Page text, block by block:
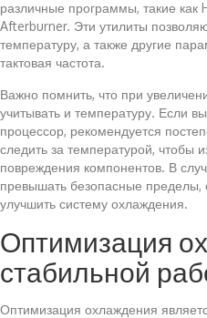
различные программы, такие
Afterburner. Эти утилиты
температуру, а также другие
тактовая частота.
Важно помнить, что при
учитывать и температуру. Если
процессор, рекомендуется
следить за температурой, чтобы
повреждения компонентов. В
превышать безопасные пределы,
улучшить систему охлаждения.
Оптимизация
стабильной
Оптимизация охлаждения